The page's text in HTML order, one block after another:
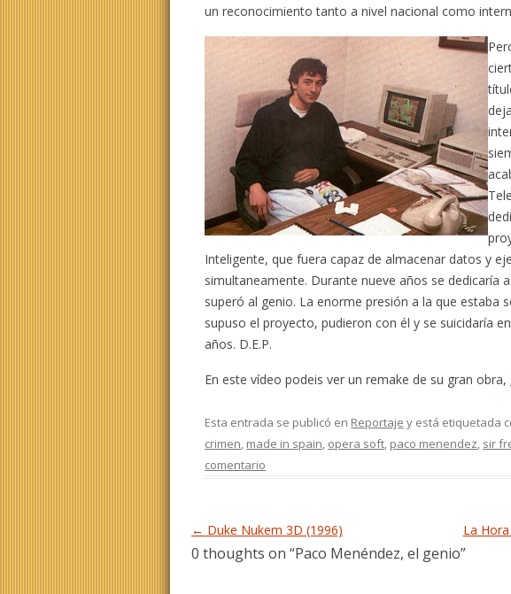
un reconocimiento tanto a nivel nacional como
Inteligente, que fuera capaz de almacenar datos y
simultaneamente. Durante nueve años se dedicaría
superó al genio. La enorme presión a la que estaba
supuso el proyecto, pudieron con él y se suicidaría
años. D.E.P.
En este vídeo podeis ver un remake de su gran obra,
Esta entrada se publicó en Reportaje y está etiquetada
crimen, made in spain, opera soft, paco menendez, sir
comentario
Navegación de entradas
← Duke Nukem 3D (1996) La
0 thoughts on “Paco Menéndez, el genio”